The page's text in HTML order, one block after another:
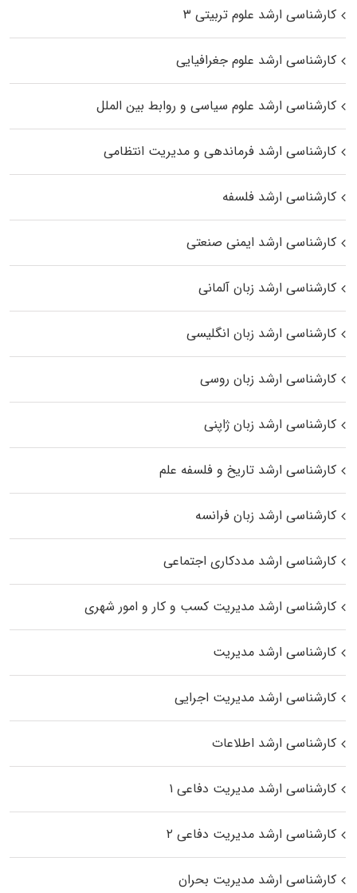
کارشناسی ارشد علوم تربیتی ۳
کارشناسی ارشد علوم جغرافیایی
کارشناسی ارشد علوم سیاسی و روابط بین الملل
کارشناسی ارشد فرماندهی و مدیریت انتظامی
کارشناسی ارشد فلسفه
کارشناسی ارشد ایمنی صنعتی
کارشناسی ارشد زبان آلمانی
کارشناسی ارشد زبان انگلیسی
کارشناسی ارشد زبان روسی
کارشناسی ارشد زبان ژاپنی
کارشناسی ارشد تاریخ و فلسفه علم
کارشناسی ارشد زبان فرانسه
کارشناسی ارشد مددکاری اجتماعی
کارشناسی ارشد مدیریت کسب و کار و امور شهری
کارشناسی ارشد مدیریت
کارشناسی ارشد مدیریت اجرایی
کارشناسی ارشد اطلاعات
کارشناسی ارشد مدیریت دفاعی ۱
کارشناسی ارشد مدیریت دفاعی ۲
کارشناسی ارشد مدیریت بحران